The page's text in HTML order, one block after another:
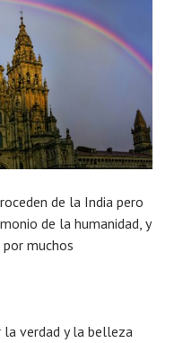
de la India pero
de la humanidad, y
muchos
verdad y la belleza